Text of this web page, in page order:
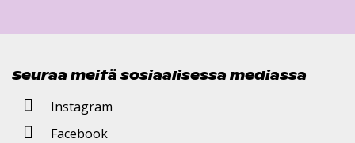
Seuraa meitä sosiaalisessa mediassa
Instagram
Facebook